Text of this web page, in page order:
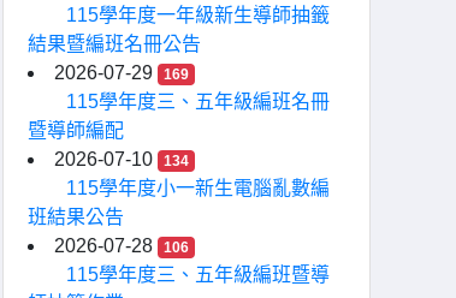
115學年度一年級新生導師抽籤
結果暨編班名冊公告
2026-07-29
169
115學年度三、五年級編班名冊
暨導師編配
2026-07-10
134
115學年度小一新生電腦亂數編
班結果公告
2026-07-28
106
115學年度三、五年級編班暨導